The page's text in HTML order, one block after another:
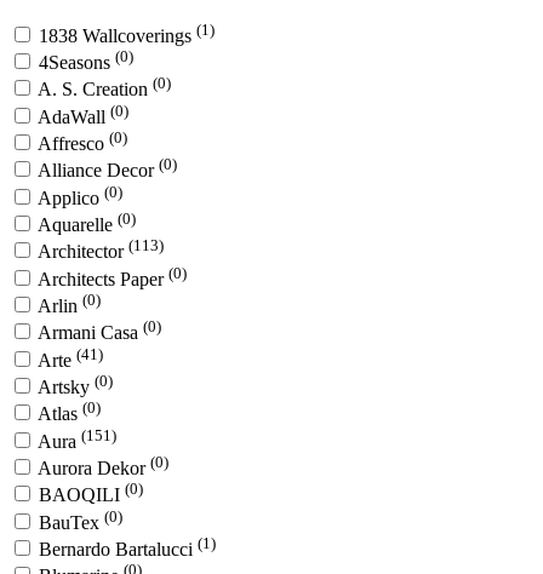
1838 Wallcoverings (1)
4Seasons (0)
A. S. Creation (0)
AdaWall (0)
Affresco (0)
Alliance Decor (0)
Applico (0)
Aquarelle (0)
Architector (113)
Architects Paper (0)
Arlin (0)
Armani Casa (0)
Arte (41)
Artsky (0)
Atlas (0)
Aura (151)
Aurora Dekor (0)
BAOQILI (0)
BauTex (0)
Bernardo Bartalucci (1)
(0)